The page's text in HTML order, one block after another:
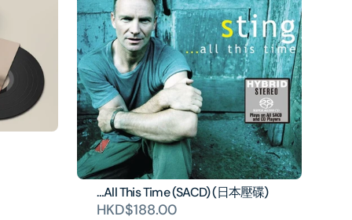
…All This Time (SACD) (日本壓碟)
HKD$188.00